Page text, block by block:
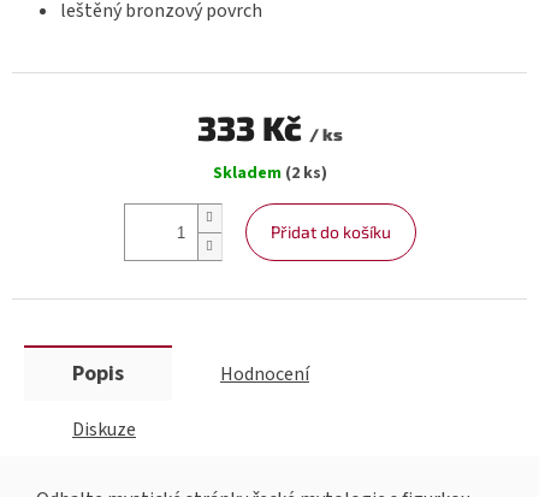
leštěný bronzový povrch
333 Kč / ks
cena:
Skladem (2 ks)
Přidat do košíku
Popis Hodnocení
Diskuze